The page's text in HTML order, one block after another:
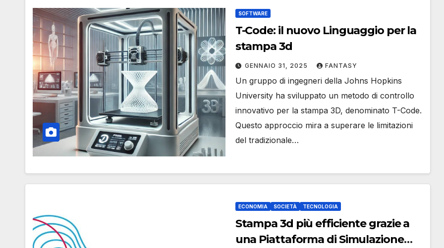
SOFTWARE
T-Code: il nuovo Linguaggio per la
stampa 3d
GENNAIO 31, 2025 FANTASY
Un gruppo di ingegneri della Johns Hopkins
University ha sviluppato un metodo di controllo
innovativo per la stampa 3D, denominato T-Code.
Questo approccio mira a superare le limitazioni
del tradizionale…
ECONOMIA SOCIETÀ TECNOLOGIA
Stampa 3d più efficiente grazie a
una Piattaforma di Simulazione